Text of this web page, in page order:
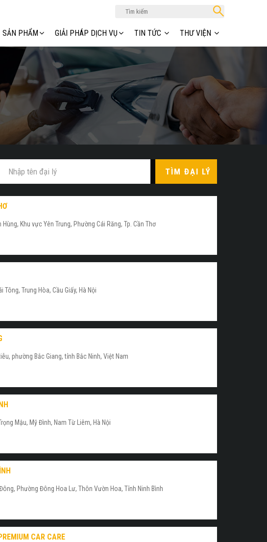
SẢN PHẨM GIẢI PHÁP DỊCH VỤ TIN TỨC THƯ VIỆN
TÌM ĐẠI LÝ
Hùng, Khu vực Yên Trung, Phường Cái Răng, Tp. Cần Thơ
Tông, Trung Hòa, Cầu Giấy, Hà Nội
phường Bắc Giang, tỉnh Bắc Ninh, Việt Nam
Mậu, Mỹ Đình, Nam Từ Liêm, Hà Nội
Phường Đông Hoa Lư, Thôn Vườn Hoa, Tỉnh Ninh Bình
CAR CARE